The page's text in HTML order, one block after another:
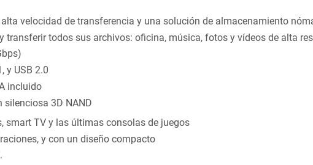
velocidad de transferencia y una solución de almacenamiento
transferir todos sus archivos: oficina, música, fotos y vídeos de alta
y USB 2.0
incluido
3D NAND
smart TV y las últimas consolas de juegos
y con un diseño compacto